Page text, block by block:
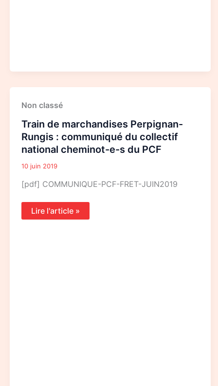
Non classé
Train de marchandises Perpignan-
Rungis : communiqué du collectif
national cheminot-e-s du PCF
10 juin 2019
[pdf] COMMUNIQUE-PCF-FRET-JUIN2019
Train
de
marchandises
Perpignan-
Rungis
:
communiqué
collectif
national
cheminot-
e-
du
PCF
Lire l'article »